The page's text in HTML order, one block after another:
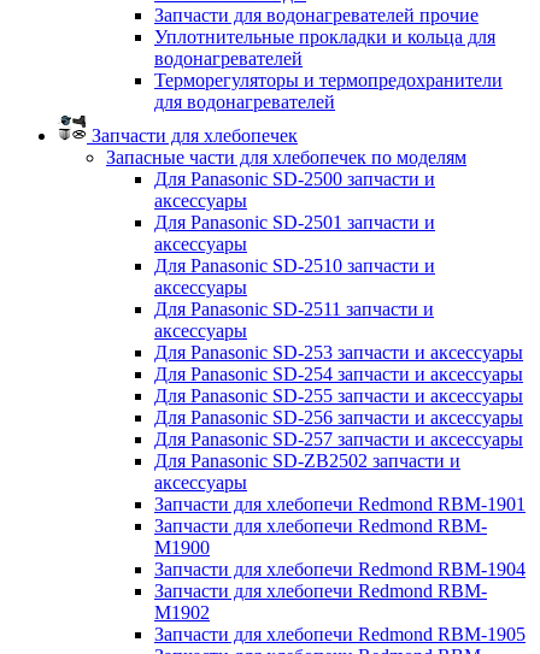
Запчасти для водонагревателей прочие
Уплотнительные прокладки и кольца для
водонагревателей
Терморегуляторы и термопредохранители
для водонагревателей
Запчасти для хлебопечек
Запасные части для хлебопечек по моделям
Для Panasonic SD-2500 запчасти и
аксессуары
Для Panasonic SD-2501 запчасти и
аксессуары
Для Panasonic SD-2510 запчасти и
аксессуары
Для Panasonic SD-2511 запчасти и
аксессуары
Для Panasonic SD-253 запчасти и аксессуары
Для Panasonic SD-254 запчасти и аксессуары
Для Panasonic SD-255 запчасти и аксессуары
Для Panasonic SD-256 запчасти и аксессуары
Для Panasonic SD-257 запчасти и аксессуары
Для Panasonic SD-ZB2502 запчасти и
аксессуары
Запчасти для хлебопечи Redmond RBM-1901
Запчасти для хлебопечи Redmond RBM-
M1900
Запчасти для хлебопечи Redmond RBM-1904
Запчасти для хлебопечи Redmond RBM-
M1902
Запчасти для хлебопечи Redmond RBM-1905